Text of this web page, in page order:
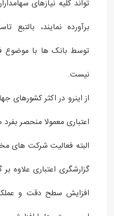
تواند کلیه نیازهای
برآورده نمایند،
توسط بانک ها با موضوع
نیست.
از اینرو در اکثر کشورهای
اعتباری معمولا منحصر
البته فعالیت شرکت های
گزارشگری اعتباری علاوه
افزایش سطح دقت و